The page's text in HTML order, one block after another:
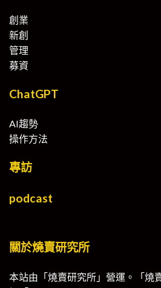
創業
新創
管理
募資
ChatGPT
AI趨勢
操作方法
專訪
podcast
關於燒賣研究所
本站由「燒賣研究所」營運。「燒